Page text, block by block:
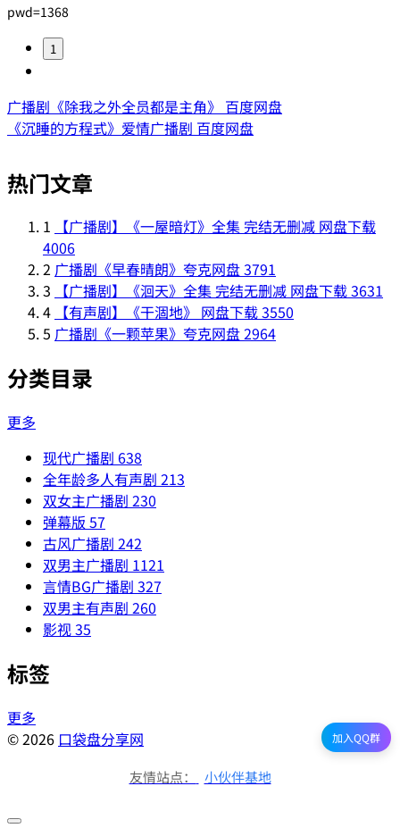
pwd=1368
1
广播剧《除我之外全员都是主角》 百度网盘
《沉睡的方程式》爱情广播剧 百度网盘
热门文章
1
【广播剧】《一屋暗灯》全集 完结无删减 网盘下载
4006
2 广播剧《早春晴朗》夸克网盘3791
3
【广播剧】《洄天》全集 完结无删减 网盘下载3631
4 【有声剧】《干涸地》 网盘下载3550
5 广播剧《一颗苹果》夸克网盘2964
分类目录
更多
现代广播剧 638
全年龄多人有声剧 213
双女主广播剧 230
弹幕版 57
古风广播剧 242
双男主广播剧 1121
言情BG广播剧 327
双男主有声剧 260
影视35
标签
更多
© 2026 口袋盘分享网 加入QQ群
友情站点： 小伙伴基地